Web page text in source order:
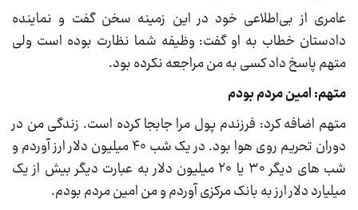
عامری از بی‌اطلاعی خود در این زمینه سخن گفت و نماینده
دادستان خطاب به او گفت: وظیفه شما نظارت بوده است ولی
متهم پاسخ داد کسی به من مراجعه نکرده بود.
متهم: امین مردم بودم
متهم اضافه کرد: فرزندم پول مرا جابجا کرده است. زندگی من در
دوران تحریم روی هوا بود. در یک شب ۴۰ میلیون دلار ارز آوردم و
شب های دیگر ۳۰ یا ۲۰ میلیون دلار به عبارت دیگر بیش از یک
میلیارد دلار ارز به بانک مرکزی آوردم و من امین مردم بودم.